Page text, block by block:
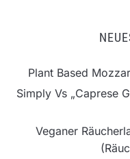
Plant Based
Simply Vs „Caprese
Veganer